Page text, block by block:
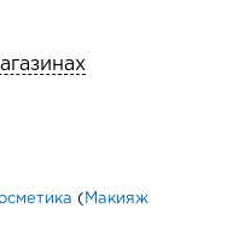
( Макияж